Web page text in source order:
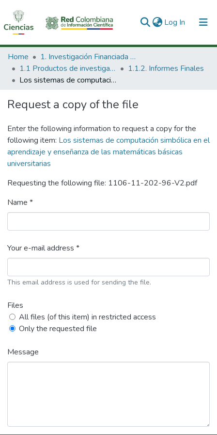
Log In (current)
Communities & Collections
All of DSpace
Home
1. Investigación Financiada con Recursos Públicos
1.1 Productos de investigación
1.1.2. Informes Finales
Los sistemas de computación simbólica en el aprendizaje y enseñanza de las matemáticas básicas universitarias
Request a copy of the file
Enter the following information to request a copy for the
following item: Los sistemas de computación simbólica en el
aprendizaje y enseñanza de las matemáticas básicas
universitarias
Requesting the following file: 1106-11-202-96-V2.pdf
Name *
Your e-mail address *
This email address is used for sending the file.
Files
All files (of this item) in restricted access
Only the requested file
Message